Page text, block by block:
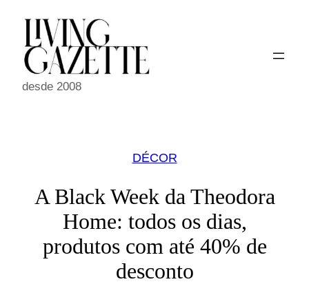
conteúdo
desde 2008
DÉCOR
A Black Week da Theodora
Home: todos os dias,
produtos com até 40% de
desconto